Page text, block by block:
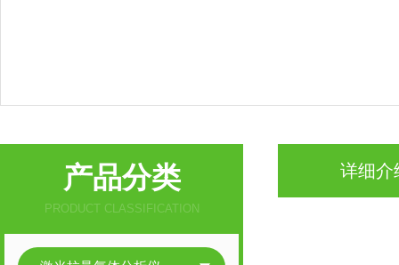
产品分类
PRODUCT CLASSIFICATION
详细介